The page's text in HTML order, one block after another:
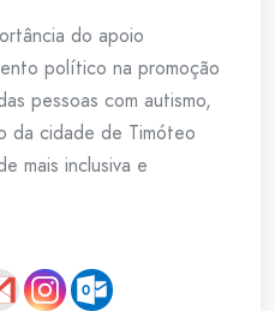
do apoio
político na promoção
pessoas com autismo,
da cidade de Timóteo
mais inclusiva e